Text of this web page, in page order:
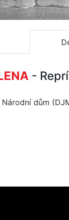
-
dům